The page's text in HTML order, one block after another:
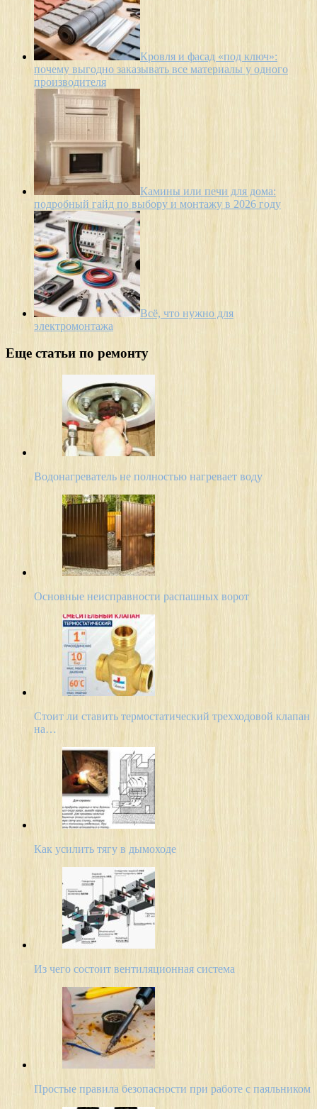
Кровля и фасад «под ключ»:
почему выгодно заказывать все материалы у одного
производителя
Камины или печи для дома:
подробный гайд по выбору и монтажу в 2026 году
Всё, что нужно для
электромонтажа
Еще статьи по ремонту
Водонагреватель не полностью нагревает воду
Основные неисправности распашных ворот
Стоит ли ставить термостатический трехходовой клапан
на…
Как усилить тягу в дымоходе
Из чего состоит вентиляционная система
Простые правила безопасности при работе с паяльником